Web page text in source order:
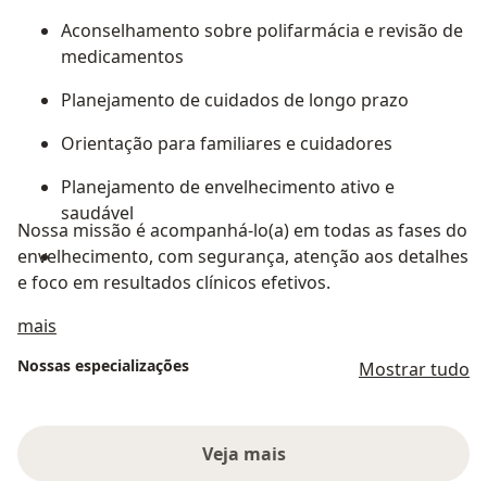
Aconselhamento sobre polifarmácia e revisão de
medicamentos
Planejamento de cuidados de longo prazo
Orientação para familiares e cuidadores
Planejamento de envelhecimento ativo e
saudável
Nossa missão é acompanhá-lo(a) em todas as fases do
envelhecimento, com segurança, atenção aos detalhes
e foco em resultados clínicos efetivos.
mais
Nossas especializações Mostrar tudo
Veja mais